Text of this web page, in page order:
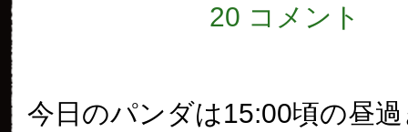
20 コメント
今日のパンダは15:00頃の昼